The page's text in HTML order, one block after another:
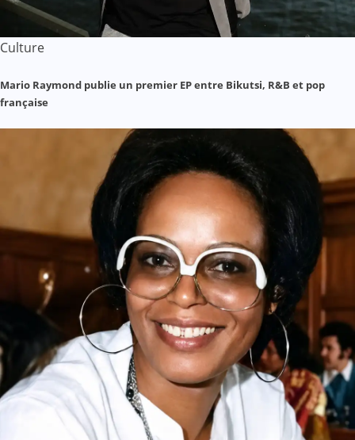
Culture
Mario Raymond publie un premier EP entre Bikutsi, R&B et pop
française